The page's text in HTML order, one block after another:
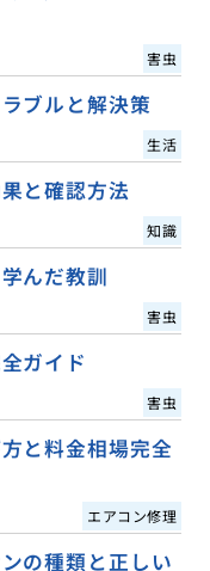
害虫
ブルと解決策
生活
と確認方法
知識
んだ教訓
害虫
ガイド
害虫
と料金相場完全
エアコン修理
の種類と正しい